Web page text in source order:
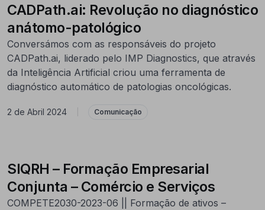
CADPath.ai: Revolução no diagnóstico
anátomo-patológico
Conversámos com as responsáveis do projeto
CADPath.ai, liderado pelo IMP Diagnostics, que através
da Inteligência Artificial criou uma ferramenta de
diagnóstico automático de patologias oncológicas.
2 de Abril 2024 Comunicação
SIQRH – Formação Empresarial
Conjunta – Comércio e Serviços
COMPETE2030-2023-06 || Formação de ativos –